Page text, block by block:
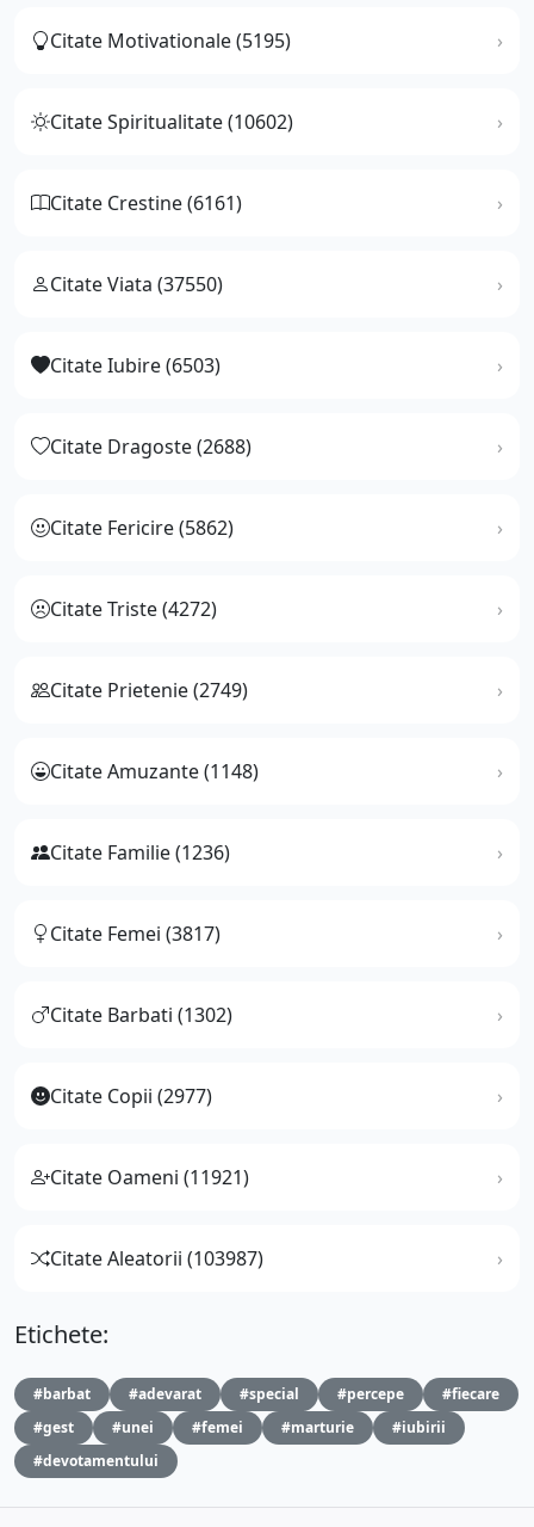
Citate Motivationale (5195)
Citate Spiritualitate (10602)
Citate Crestine (6161)
Citate Viata (37550)
Citate Iubire (6503)
Citate Dragoste (2688)
Citate Fericire (5862)
Citate Triste (4272)
Citate Prietenie (2749)
Citate Amuzante (1148)
Citate Familie (1236)
Citate Femei (3817)
Citate Barbati (1302)
Citate Copii (2977)
Citate Oameni (11921)
Citate Aleatorii (103987)
Etichete:
#barbat #adevarat #special #percepe
#fiecare
#gest
#unei #femei #marturie
#iubirii
#devotamentului